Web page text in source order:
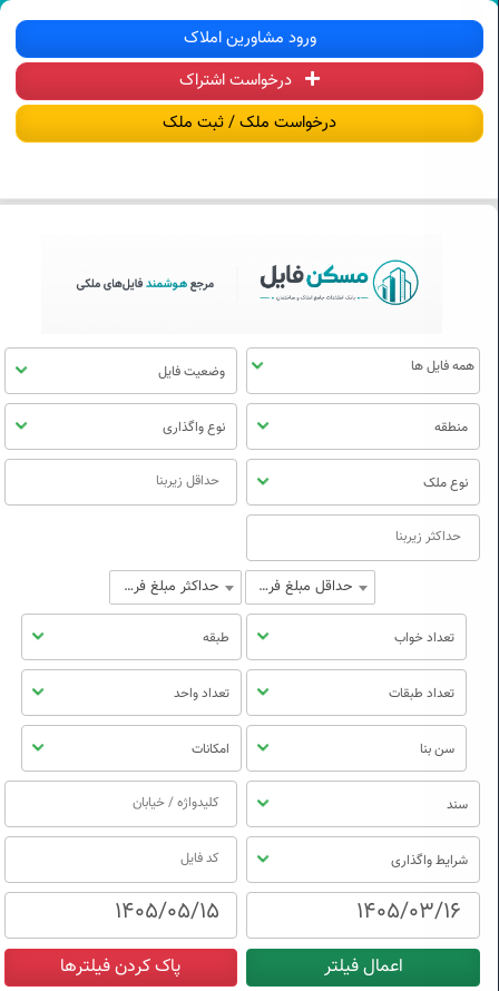
مسکن فایل | خرید، فروش، رهن و اجاره
ورود مشاورین املاک
درخواست اشتراک
درخواست ملک / ثبت ملک
مسکن
فایل
وضعیت فایل
منطقه نوع واگذاری
نوع ملک
حداقل مبلغ فروش حداکثر مبلغ فروش
تعداد خواب طبقه
تعداد طبقات تعداد واحد
سن بنا امکانات
سند
شرایط واگذاری